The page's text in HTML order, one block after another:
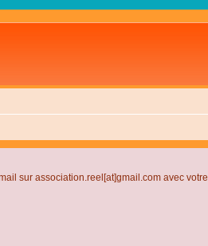
sur association.reel[at]gmail.com avec votre